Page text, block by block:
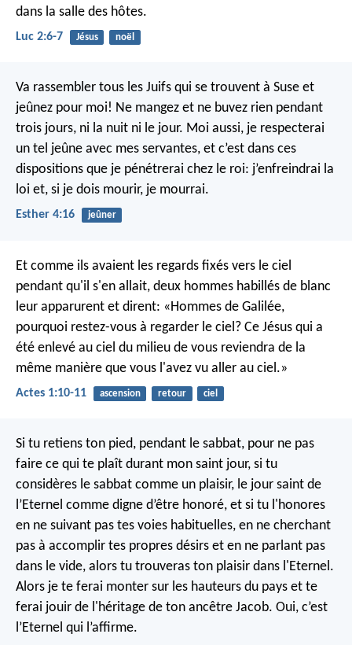
dans la salle des hôtes.
Luc 2:6-7 Jésus noël
Va rassembler tous les Juifs qui se trouvent à Suse et
jeûnez pour moi! Ne mangez et ne buvez rien pendant
trois jours, ni la nuit ni le jour. Moi aussi, je respecterai
un tel jeûne avec mes servantes, et c’est dans ces
dispositions que je pénétrerai chez le roi: j’enfreindrai la
loi et, si je dois mourir, je mourrai.
Esther 4:16 jeûner
Et comme ils avaient les regards fixés vers le ciel
pendant qu'il s'en allait, deux hommes habillés de blanc
leur apparurent et dirent: «Hommes de Galilée,
pourquoi restez-vous à regarder le ciel? Ce Jésus qui a
été enlevé au ciel du milieu de vous reviendra de la
même manière que vous l'avez vu aller au ciel.»
Actes 1:10-11 ascension retour ciel
Si tu retiens ton pied, pendant le sabbat, pour ne pas
faire ce qui te plaît durant mon saint jour, si tu
considères le sabbat comme un plaisir, le jour saint de
l’Eternel comme digne d’être honoré, et si tu l'honores
en ne suivant pas tes voies habituelles, en ne cherchant
pas à accomplir tes propres désirs et en ne parlant pas
dans le vide, alors tu trouveras ton plaisir dans l'Eternel.
Alors je te ferai monter sur les hauteurs du pays et te
ferai jouir de l'héritage de ton ancêtre Jacob. Oui, c’est
l’Eternel qui l’affirme.